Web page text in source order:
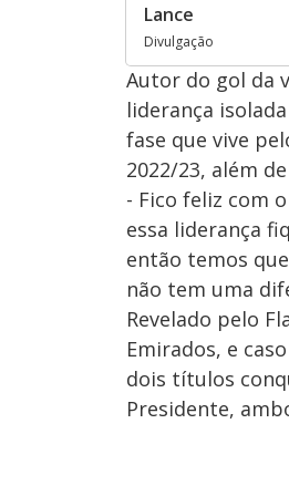
Lance
Divulgação
Autor do gol da
liderança
fase que vive
2022/23, além
- Fico feliz com
essa liderança
então temos
não tem uma
Revelado pelo
Emirados, e
dois títulos
Presidente,